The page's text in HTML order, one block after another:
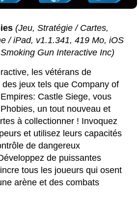
(Jeu, Stratégie / Cartes,
/ iPad, v1.1.341, 419 Mo, iOS
Gun Interactive Inc)
les vétérans de
des jeux tels que Company of
Castle Siege, vous
un tout nouveau et
à collectionner ! Invoquez
et utilisez leurs capacités
de dangereux
de puissantes
tous les joueurs qui osent
arène et des combats